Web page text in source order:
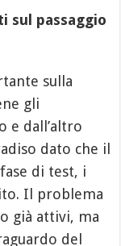
sul passaggio
sulla
gli
e dall’altro
dato che il
di test, i
Il problema
già attivi, ma
del